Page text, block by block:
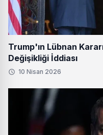
Trump'ın Lübnan
Değişikliği İddiası
10 Nisan 2026